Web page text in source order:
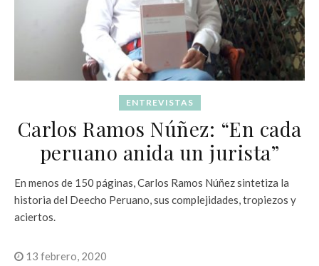
ENTREVISTAS
Carlos Ramos Núñez: “En cada
peruano anida un jurista”
En menos de 150 páginas, Carlos Ramos Núñez sintetiza la
historia del Deecho Peruano, sus complejidades, tropiezos y
aciertos.
13 febrero, 2020